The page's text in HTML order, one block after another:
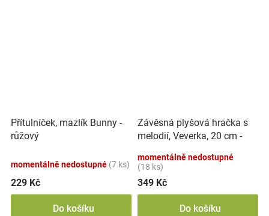
Přítulníček, mazlík Bunny -
růžový
momentálně nedostupné (7 ks)
229 Kč
Do košíku
Závěsná plyšová hračka s
melodií, Veverka, 20 cm -
momentálně nedostupné
(18 ks)
349 Kč
Do košíku